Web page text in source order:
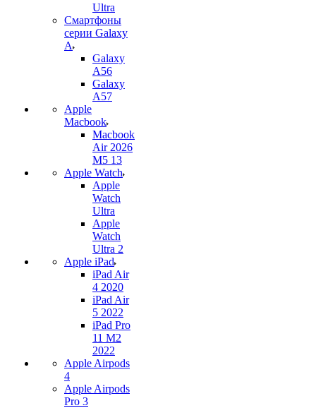
Ultra
Смартфоны
серии Galaxy
A
Galaxy
A56
Galaxy
A57
Apple
Macbook
Macbook
Air 2026
M5 13
Apple Watch
Apple
Watch
Ultra
Apple
Watch
Ultra 2
Apple iPad
iPad Air
4 2020
iPad Air
5 2022
iPad Pro
11 M2
2022
Apple Airpods
4
Apple Airpods
Pro 3